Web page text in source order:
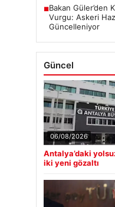
■Bakan Güler’den
Vurgu: Askeri
Güncelleniyor
Güncel
06/08/2026
Antalya’daki
iki yeni gözaltı